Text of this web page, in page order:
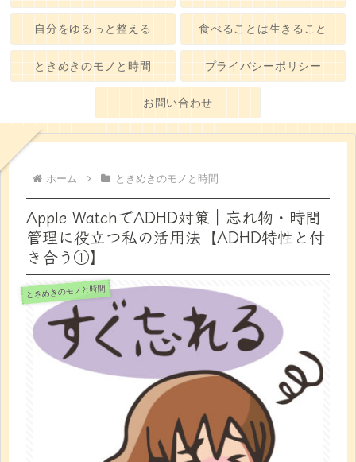
自分をゆるっと整える 食べることは生きること
ときめきのモノと時間 プライバシーポリシー
お問い合わせ
ホーム ときめきのモノと時間
Apple WatchでADHD対策｜忘れ物・時間
管理に役立つ私の活用法【ADHD特性と付
き合う①】
ときめきのモノと時間